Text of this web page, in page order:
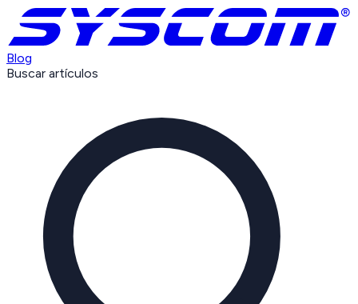
Blog
Buscar artículos